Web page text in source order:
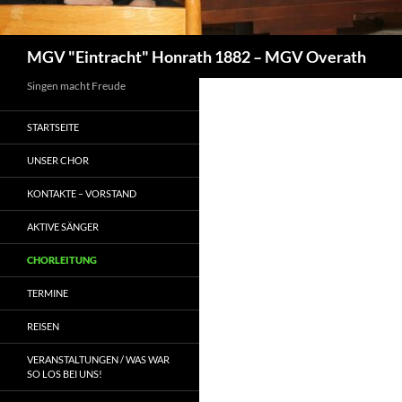
MGV "Eintracht" Honrath 1882 – MGV Overath
Singen macht Freude
STARTSEITE
UNSER CHOR
KONTAKTE – VORSTAND
AKTIVE SÄNGER
CHORLEITUNG
TERMINE
REISEN
VERANSTALTUNGEN / WAS WAR
SO LOS BEI UNS!